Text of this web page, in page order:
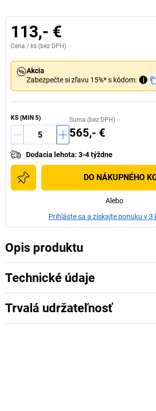
113,- €
Cena / ks (bez DPH)
Akcia
Zabezpečte si zľavu 15%* s kódom:
i
KS (MIN 5) Suma (bez DPH)
565,- €
Dodacia lehota: 3-4 týždne
DO NÁKUPNÉHO
Alebo
Prihláste sa a získajte ponuku v 3
Opis produktu
Technické údaje
Trvalá udržateľnosť